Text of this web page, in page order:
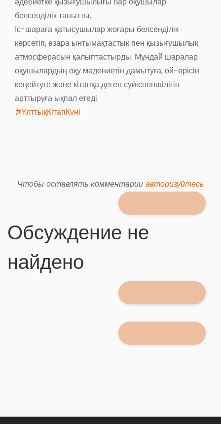
белсенділік танытты.
Іс-шараға қатысушылар жоғары белсенділік
көрсетіп, өзара ынтымақтастық пен қызығушылық
атмосферасын қалыптастырды. Мұндай шаралар
оқушылардың оқу мәдениетін дамытуға, ой-өрісін
кеңейтуге және кітапқа деген сүйіспеншілігін
арттыруға ықпал етеді.
#ҰлттықКітапКүні
Чтобы оставлять комментарии авторизуйтесь
Обсуждение не
найдено